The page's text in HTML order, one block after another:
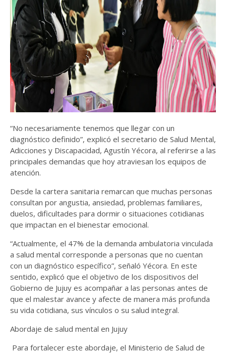
“No necesariamente tenemos que llegar con un
diagnóstico definido”, explicó el secretario de Salud Mental,
Adicciones y Discapacidad, Agustín Yécora, al referirse a las
principales demandas que hoy atraviesan los equipos de
atención.
Desde la cartera sanitaria remarcan que muchas personas
consultan por angustia, ansiedad, problemas familiares,
duelos, dificultades para dormir o situaciones cotidianas
que impactan en el bienestar emocional.
“Actualmente, el 47% de la demanda ambulatoria vinculada
a salud mental corresponde a personas que no cuentan
con un diagnóstico específico”, señaló Yécora. En este
sentido, explicó que el objetivo de los dispositivos del
Gobierno de Jujuy es acompañar a las personas antes de
que el malestar avance y afecte de manera más profunda
su vida cotidiana, sus vínculos o su salud integral.
Abordaje de salud mental en Jujuy
Para fortalecer este abordaje, el Ministerio de Salud de